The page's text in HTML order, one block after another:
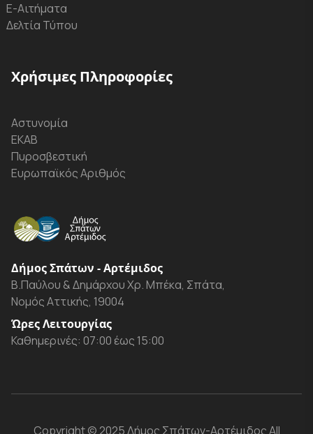
Ε-Αιτήματα
Δελτία Τύπου
Χρήσιμες Πληροφορίες
Αστυνομία
ΕΚΑΒ
Πυροσβεστική
Ευρωπαϊκός Αριθμός
Δήμος Σπάτων - Αρτέμιδος
Β.Παύλου & Δημάρχου Χρ. Μπέκα, Σπάτα,
Νομός Αττικής, 19004
Ώρες Λειτουργίας
Καθημερινές: 07:00 έως 15:00
Copyright© 2025 Δήμος Σπάτων-ΑρτέμιδοςAll